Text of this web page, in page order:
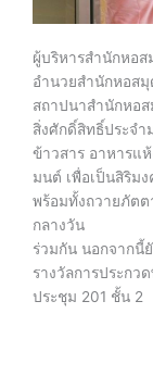
ผู้บริหารสำนักหอ
อำนวยสำนักหอส
สถาปนาสำนักหอส
สิ่งศักดิ์สิทธิ์ประจ
ข้าวสาร อาหารแ
มนต์ เพื่อเป็นสิริม
พร้อมทั้งถวายภัตต
กลางวัน
ร่วมกัน นอกจากนี้
รางวัลการประก
ประชุม 201 ชั้น 2